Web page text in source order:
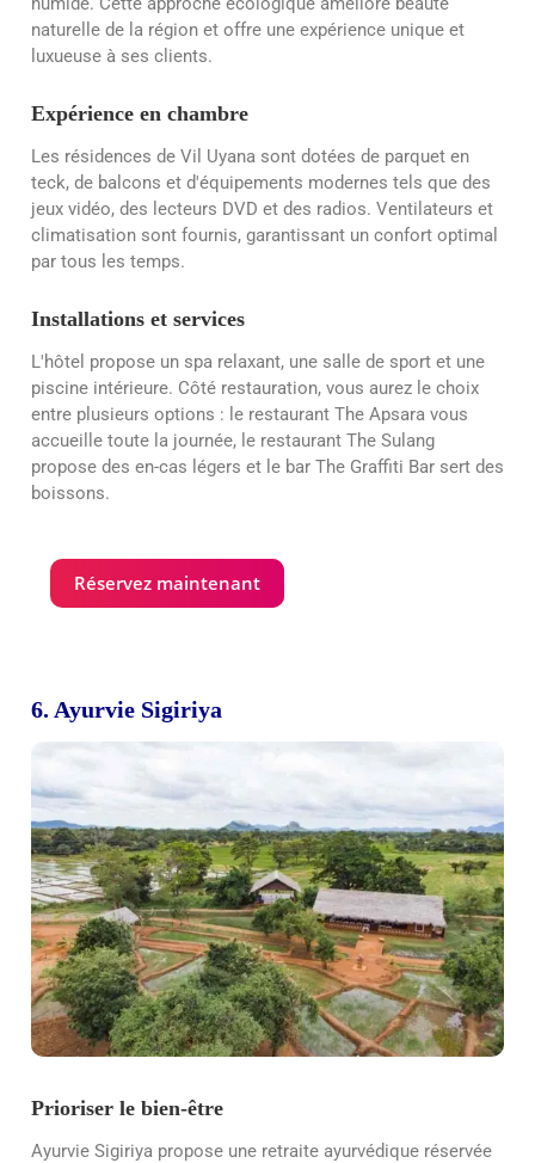
naturelle de la région et offre une expérience unique et
luxueuse à ses clients.
Expérience en chambre
Les résidences de Vil Uyana sont dotées de parquet en
teck, de balcons et d'équipements modernes tels que des
jeux vidéo, des lecteurs DVD et des radios. Ventilateurs et
climatisation sont fournis, garantissant un confort optimal
par tous les temps.
Installations et services
L'hôtel propose un spa relaxant, une salle de sport et une
piscine intérieure. Côté restauration, vous aurez le choix
entre plusieurs options : le restaurant The Apsara vous
accueille toute la journée, le restaurant The Sulang
propose des en-cas légers et le bar The Graffiti Bar sert des
boissons.
Réservez maintenant
6. Ayurvie Sigiriya
Prioriser le bien-être
Ayurvie Sigiriya propose une retraite ayurvédique réservée